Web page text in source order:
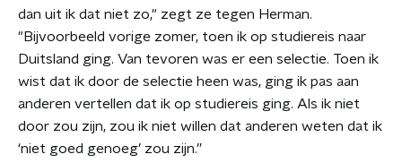
dan uit ik dat niet zo," zegt ze tegen Herman.
"Bijvoorbeeld vorige zomer, toen ik op studiereis naar
Duitsland ging. Van tevoren was er een selectie. Toen ik
wist dat ik door de selectie heen was, ging ik pas aan
anderen vertellen dat ik op studiereis ging. Als ik niet
door zou zijn, zou ik niet willen dat anderen weten dat ik
‘niet goed genoeg’ zou zijn.”